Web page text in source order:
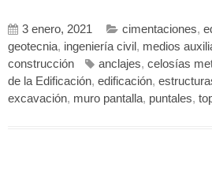
3 enero, 2021 cimentaciones,
geotecnia, ingeniería civil , medios
construcción
anclajes, celosías
de la Edificación, edificación,
excavación, muro pantalla, puntales,